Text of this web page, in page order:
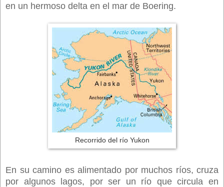
en un hermoso delta en el mar de Boering.
Recorrido del río Yukon
En su camino es alimentado por muchos ríos, cruza
por algunos lagos, por ser un río que circula en